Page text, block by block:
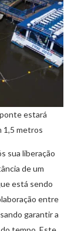
estará
1,5 metros
sua liberação
de um
está sendo
entre
garantir a